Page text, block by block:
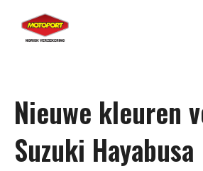
Nieuwe kleuren
Suzuki Hayabusa